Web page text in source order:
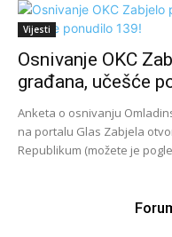
Vijesti
Osnivanje OKC
građana, učešće
Anketa o osnivanju
na portalu Glas Zabjela
Republikum (možete je